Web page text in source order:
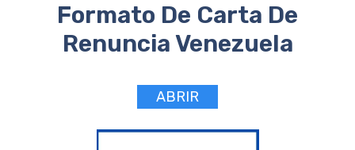
Formato De Carta De
Renuncia Venezuela
ABRIR